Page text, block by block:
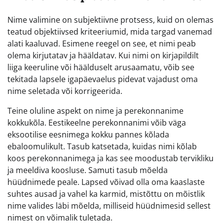
Nime valimine on subjektiivne protsess, kuid on olemas
teatud objektiivsed kriteeriumid, mida targad vanemad
alati kaaluvad. Esimene reegel on see, et nimi peab
olema kirjutatav ja hääldatav. Kui nimi on kirjapildilt
liiga keeruline või häälduselt arusaamatu, võib see
tekitada lapsele igapäevaelus pidevat vajadust oma
nime seletada või korrigeerida.
Teine oluline aspekt on nime ja perekonnanime
kokkukõla. Eestikeelne perekonnanimi võib väga
eksootilise eesnimega kokku pannes kõlada
ebaloomulikult. Tasub katsetada, kuidas nimi kõlab
koos perekonnanimega ja kas see moodustab tervikliku
ja meeldiva koosluse. Samuti tasub mõelda
hüüdnimede peale. Lapsed võivad olla oma kaaslaste
suhtes ausad ja vahel ka karmid, mistõttu on mõistlik
nime valides läbi mõelda, milliseid hüüdnimesid sellest
nimest on võimalik tuletada.